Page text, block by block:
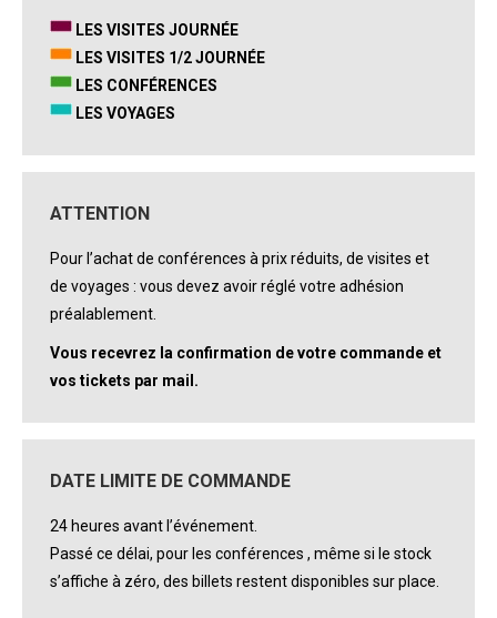
LES VISITES JOURNÉE
LES VISITES 1/2 JOURNÉE
LES CONFÉRENCES
LES VOYAGES
ATTENTION
Pour l’achat de conférences à prix réduits, de visites et
de voyages : vous devez avoir réglé votre adhésion
préalablement.
Vous recevrez la confirmation de votre commande et
vos tickets par mail.
DATE LIMITE DE COMMANDE
24 heures avant l’événement.
Passé ce délai, pour les conférences , même si le stock
s’affiche à zéro, des billets restent disponibles sur place.